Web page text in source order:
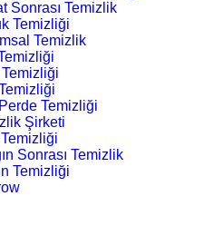
Sonrası Temizlik
Temizliği
Temizlik
Temizliği
Şirketi
Sonrası Temizlik
Temizliği